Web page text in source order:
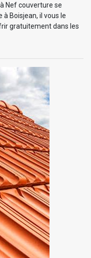
Nef couverture se
Boisjean, il vous le
gratuitement dans les